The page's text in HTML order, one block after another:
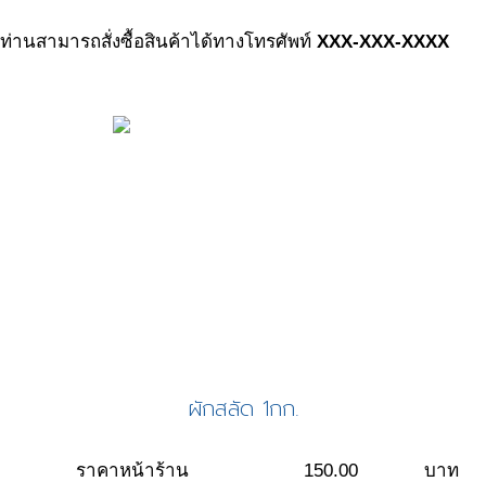
ท่านสามารถสั่งซื้อสินค้าได้ทางโทรศัพท์ XXX-XXX-XXXX
ผักสลัด 1กก.
ราคาหน้าร้าน 150.00 บาท